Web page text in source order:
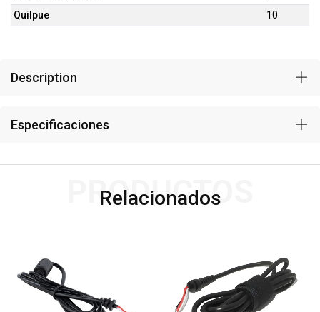
Quilpue
10
Description
Especificaciones
Relacionados
PRODUCTOS